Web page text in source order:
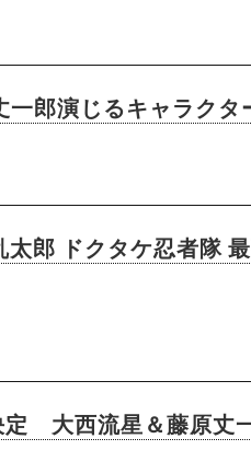
一郎演じるキャラクタ
太郎 ドクタケ忍者隊
定 大西流星＆藤原丈